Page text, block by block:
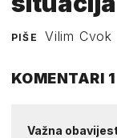
PIŠE Vilim Cvok
KOMENTARI 1
Važna